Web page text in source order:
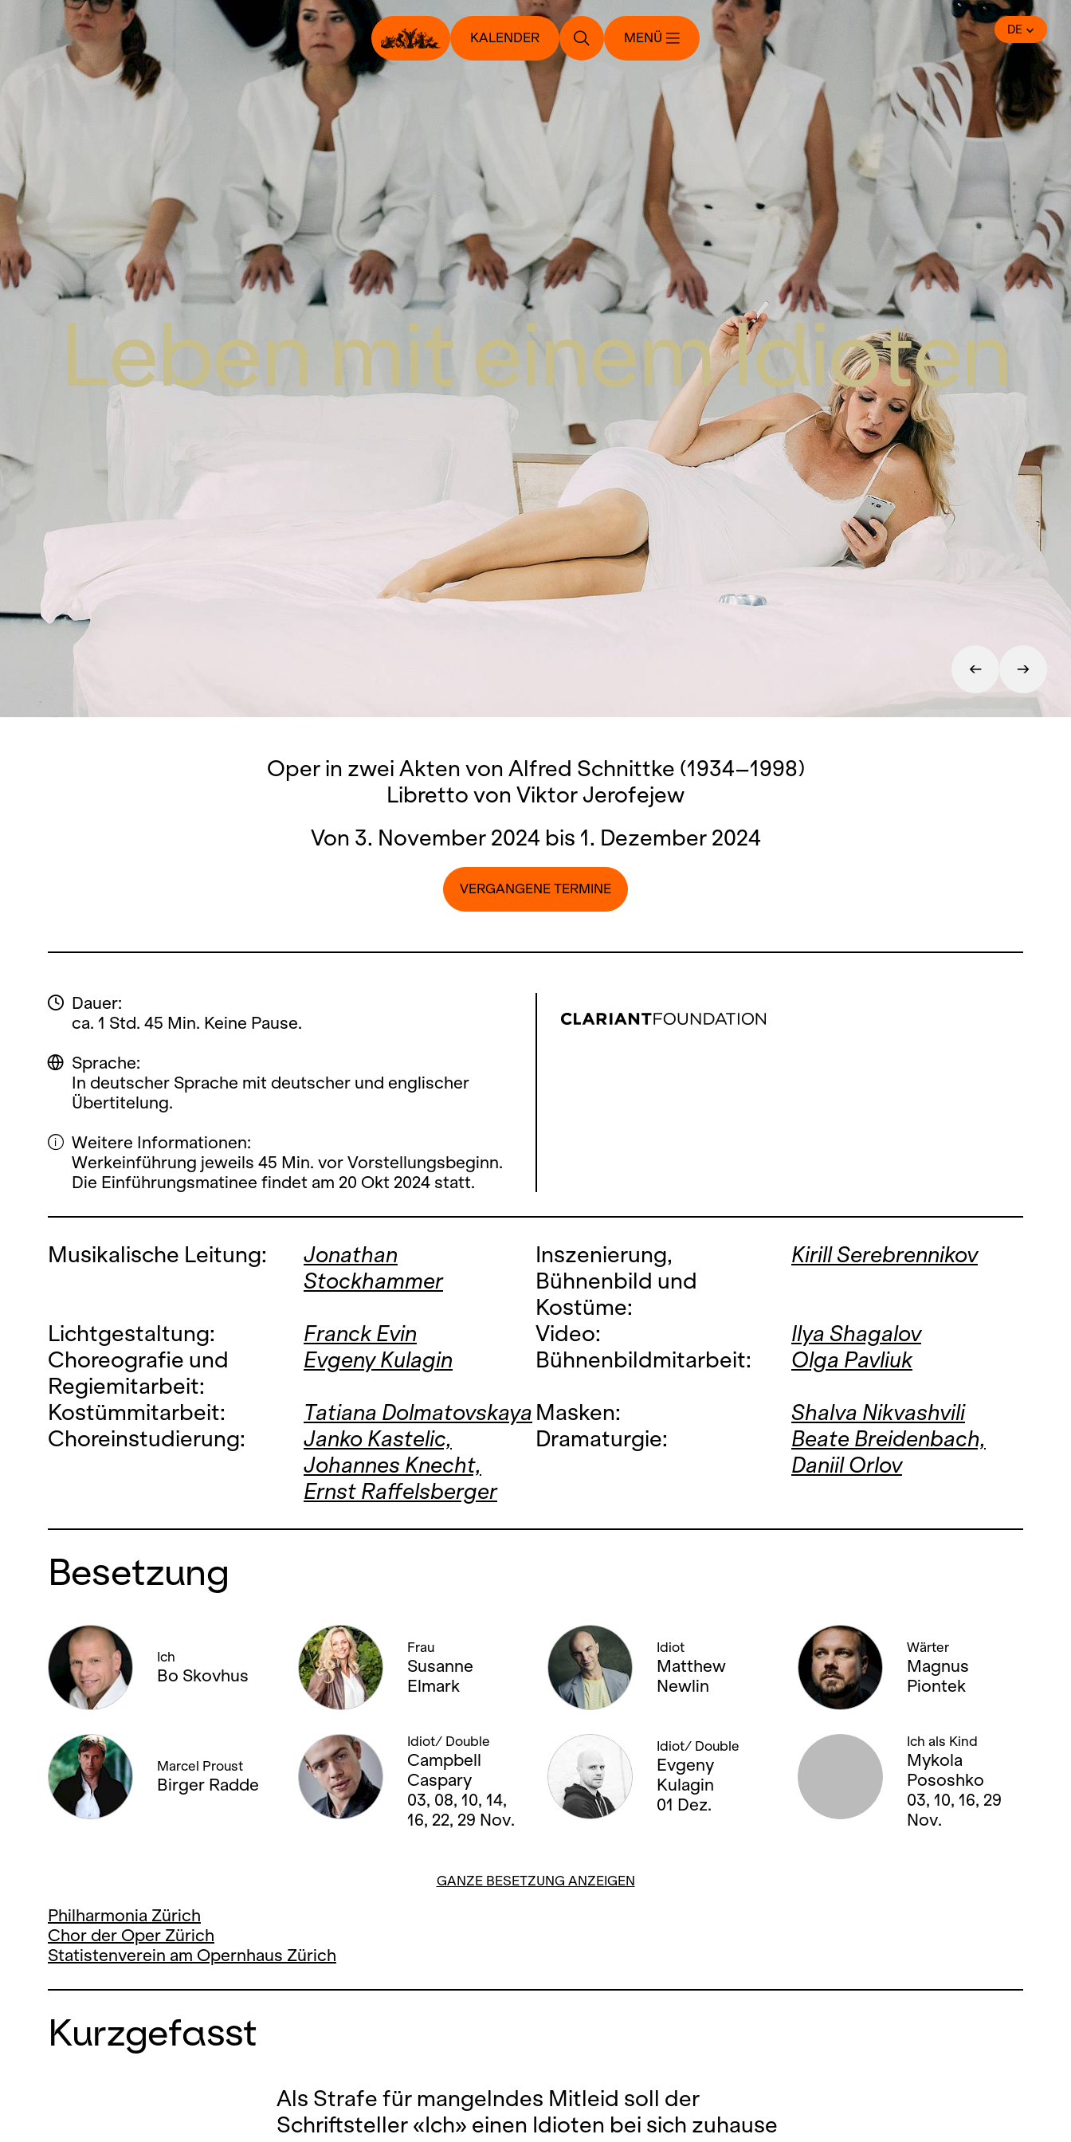
KALENDER MENÜ
DE
Leben mit einem Idioten
Oper in zwei Akten von Alfred Schnittke (1934–1998)
Libretto von Viktor Jerofejew
Von 3. November 2024 bis 1. Dezember 2024
VERGANGENE TERMINE
Dauer:
ca. 1 Std. 45 Min. Keine Pause.
Sprache:
In deutscher Sprache mit deutscher und englischer
Übertitelung.
Weitere Informationen:
Werkeinführung jeweils 45 Min. vor Vorstellungsbeginn.
Die Einführungsmatinee findet am 20 Okt 2024 statt.
Musikalische Leitung:
Jonathan
Stockhammer
Inszenierung,
Bühnenbild und
Kostüme:
Kirill Serebrennikov
Lichtgestaltung: Franck Evin Video:
Ilya Shagalov
Choreografie und
Regiemitarbeit:
Evgeny Kulagin Bühnenbildmitarbeit: Olga Pavliuk
Kostümmitarbeit: Tatiana Dolmatovskaya Masken:
Shalva Nikvashvili
Choreinstudierung:
Janko Kastelic,
Johannes Knecht,
Ernst Raffelsberger
Dramaturgie:
Beate Breidenbach,
Daniil Orlov
Besetzung
Ich
Bo Skovhus
Frau
Susanne
Elmark
Idiot
Matthew
Newlin
Wärter
Magnus
Piontek
Marcel Proust
Birger Radde
Idiot/ Double
Campbell
Caspary
03, 08, 10, 14,
16, 22, 29 Nov.
Idiot/ Double
Evgeny
Kulagin
01 Dez.
Ich als Kind
Mykola
Pososhko
03, 10, 16, 29
Nov.
GANZE BESETZUNG ANZEIGEN
Philharmonia Zürich
Chor der Oper Zürich
Statistenverein am Opernhaus Zürich
Kurzgefasst
Als Strafe für mangelndes Mitleid soll der
Schriftsteller «Ich» einen Idioten bei sich zuhause